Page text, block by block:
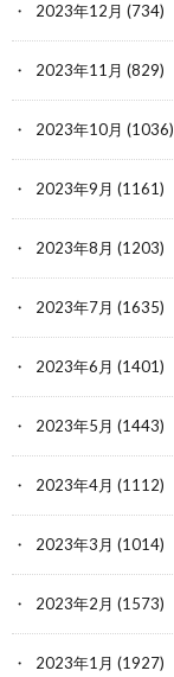
2023年12月 (734)
2023年11月 (829)
2023年10月 (1036)
2023年9月 (1161)
2023年8月 (1203)
2023年7月 (1635)
2023年6月 (1401)
2023年5月 (1443)
2023年4月 (1112)
2023年3月 (1014)
2023年2月 (1573)
2023年1月 (1927)